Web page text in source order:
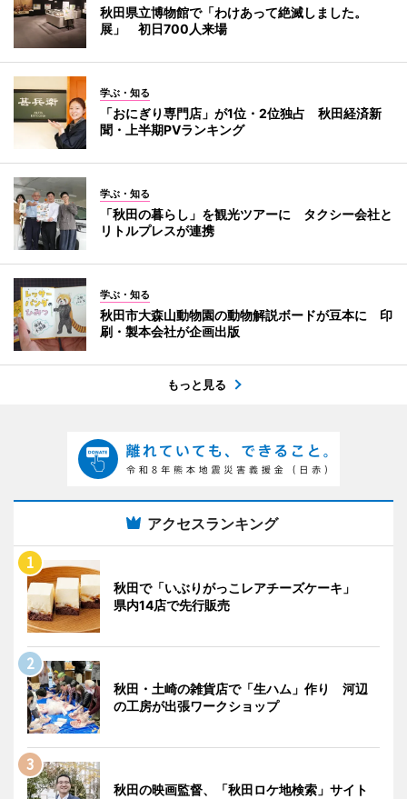
秋田県立博物館で「わけあって絶滅しました。
展」 初日700人来場
学ぶ・知る
「おにぎり専門店」が1位・2位独占 秋田経済新
聞・上半期PVランキング
学ぶ・知る
「秋田の暮らし」を観光ツアーに タクシー会社と
リトルプレスが連携
学ぶ・知る
秋田市大森山動物園の動物解説ボードが豆本に 印
刷・製本会社が企画出版
もっと見る
アクセスランキング
秋田で「いぶりがっこレアチーズケーキ」
県内14店で先行販売
秋田・土崎の雑貨店で「生ハム」作り 河辺
の工房が出張ワークショップ
秋田の映画監督、「秋田ロケ地検索」サイト